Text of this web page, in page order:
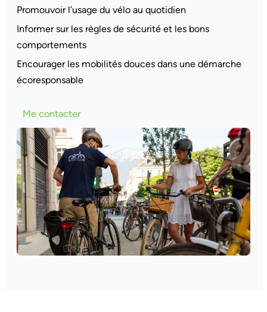
Promouvoir l’usage du vélo au quotidien
Informer sur les règles de sécurité et les bons
comportements
Encourager les mobilités douces dans une démarche
écoresponsable
Me contacter